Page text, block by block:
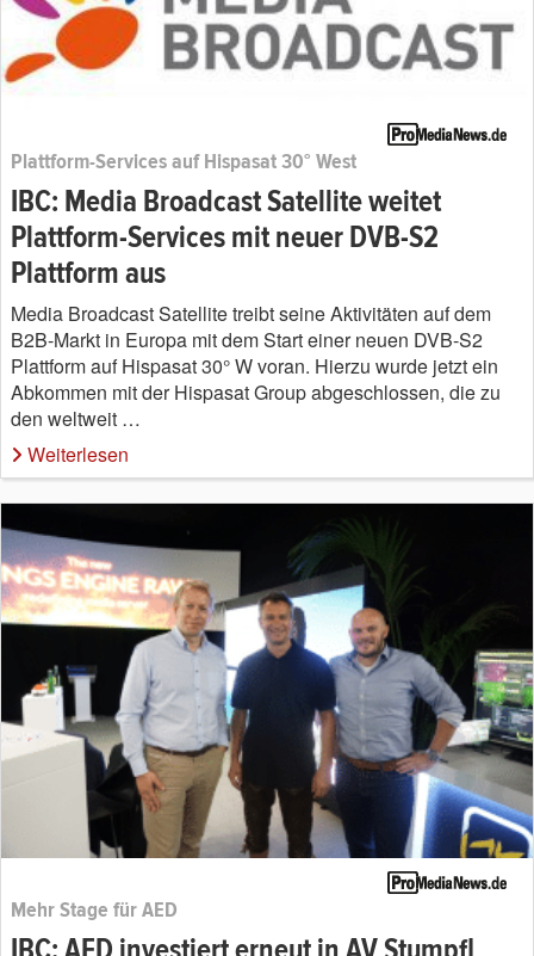
Plattform-Services auf Hispasat 30° West
IBC: Media Broadcast Satellite weitet
Plattform-Services mit neuer DVB-S2
Plattform aus
Media Broadcast Satellite treibt seine Aktivitäten auf dem
B2B-Markt in Europa mit dem Start einer neuen DVB-S2
Plattform auf Hispasat 30° W voran. Hierzu wurde jetzt ein
Abkommen mit der Hispasat Group abgeschlossen, die zu
den weltweit …
Weiterlesen
Mehr Stage für AED